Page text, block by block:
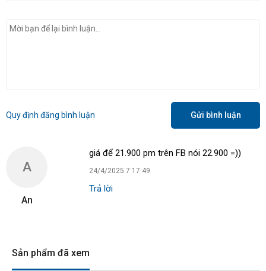
Quy định đăng bình luận Gửi bình luận
A
An
giá để 21.900 pm trên FB nói 22.900 =))
24/4/2025 7:17:49
Trả lời
Sản phẩm đã xem